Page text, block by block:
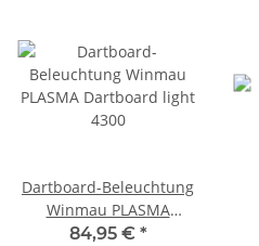
Dartboard-Beleuchtung
Winmau PLASMA
Dartboard light 4300
84,95 € *